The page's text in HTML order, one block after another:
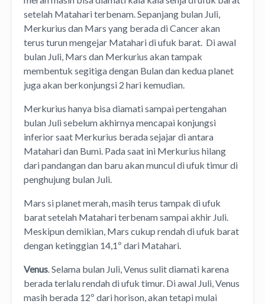
setelah Matahari terbenam. Sepanjang bulan Juli,
Merkurius dan Mars yang berada di Cancer akan
terus turun mengejar Matahari di ufuk barat. Di awal
bulan Juli, Mars dan Merkurius akan tampak
membentuk segitiga dengan Bulan dan kedua planet
juga akan berkonjungsi 2 hari kemudian.
Merkurius hanya bisa diamati sampai pertengahan
bulan Juli sebelum akhirnya mencapai konjungsi
inferior saat Merkurius berada sejajar di antara
Matahari dan Bumi. Pada saat ini Merkurius hilang
dari pandangan dan baru akan muncul di ufuk timur di
penghujung bulan Juli.
Mars si planet merah, masih terus tampak di ufuk
barat setelah Matahari terbenam sampai akhir Juli.
Meskipun demikian, Mars cukup rendah di ufuk barat
dengan ketinggian 14,1º dari Matahari.
Venus. Selama bulan Juli, Venus sulit diamati karena
berada terlalu rendah di ufuk timur. Di awal Juli, Venus
masih berada 12º dari horison, akan tetapi mulai